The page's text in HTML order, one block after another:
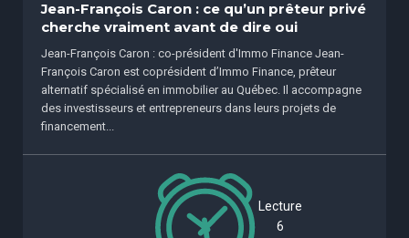
Jean-François Caron : ce qu’un prêteur privé
cherche vraiment avant de dire oui
Jean-François Caron : co-président d'Immo Finance Jean-
François Caron est coprésident d’Immo Finance, prêteur
alternatif spécialisé en immobilier au Québec. Il accompagne
des investisseurs et entrepreneurs dans leurs projets de
financement...
Lecture
6